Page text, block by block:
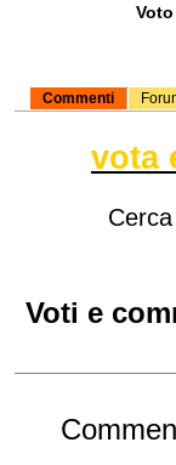
Commenti
vota
Voti e